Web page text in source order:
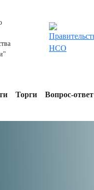
Торги Вопрос-ответ